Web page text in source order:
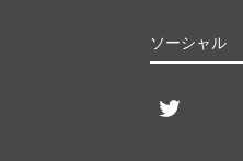
ソーシャル